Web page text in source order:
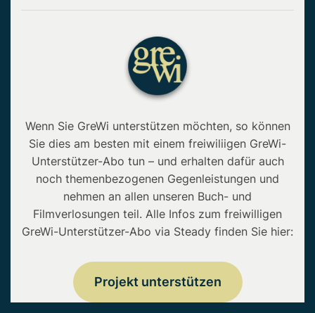
Wenn Sie GreWi unterstützen möchten, so können
Sie dies am besten mit einem freiwiliigen GreWi-
Unterstützer-Abo tun – und erhalten dafür auch
noch themenbezogenen Gegenleistungen und
nehmen an allen unseren Buch- und
Filmverlosungen teil. Alle Infos zum freiwilligen
GreWi-Unterstützer-Abo via Steady finden Sie hier:
Projekt unterstützen